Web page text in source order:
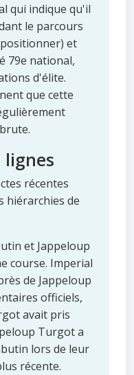
qui indique qu'il
le parcours
et
79e national,
d'élite.
que cette
lignes
récentes
hiérarchies de
et Jappeloup
course. Imperial
de Jappeloup
officiels,
avait pris
Turgot a
lors de leur
récente.